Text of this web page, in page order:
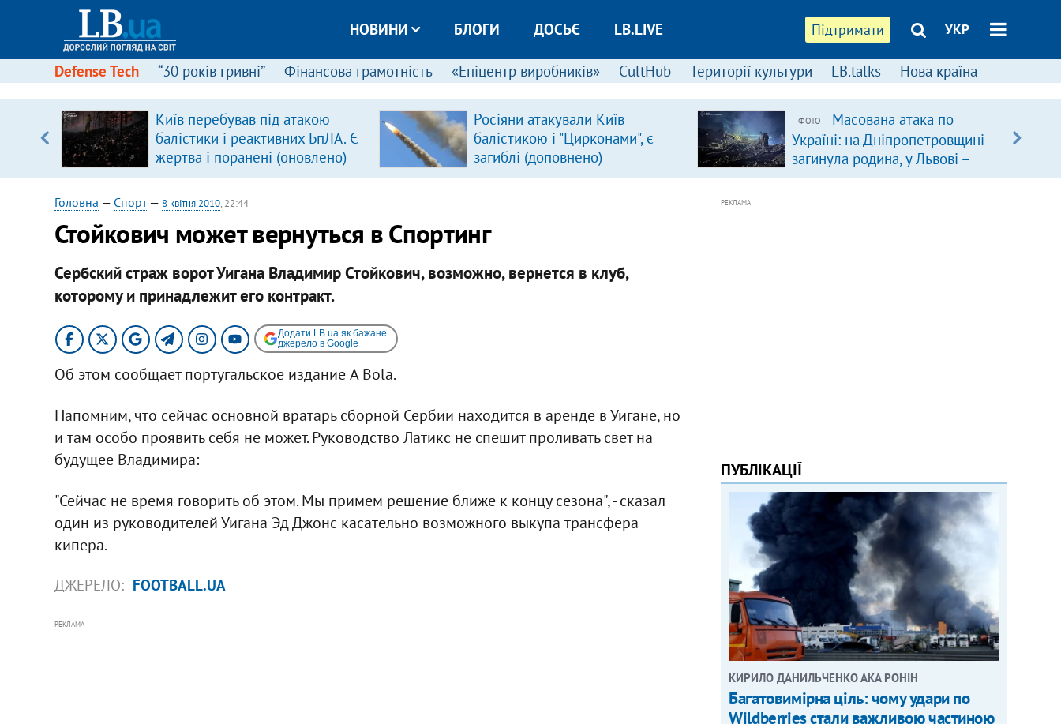
Підтримати УКР
НОВИНИ БЛОГИ ДОСЬЄ LB.LIVE
Defense Tech “30 років гривні” Фінансова грамотність «Епіцентр виробників» CultHub Території культури LB.talks Нова країна
Київ перебував під атакою
балістики і реактивних БпЛА. Є
жертва і поранені (оновлено)
Росіяни атакували Київ
балістикою і "Цирконами", є
загиблі (доповнено)
ФОТО
Масована атака по
Україні: на Дніпропетровщині
загинула родина, у Львові –
удар по багатоповерхівках
Головна — Спорт— 8 квітня 2010, 22:44
Стойкович может вернуться в Спортинг
Сербский страж ворот Уигана Владимир Стойкович, возможно, вернется в клуб,
которому и принадлежит его контракт.
Додати LB.ua як бажане
джерело в Google
Об этом сообщает португальское издание A Bola.
Напомним, что сейчас основной вратарь сборной Сербии находится в аренде в Уигане, но
и там особо проявить себя не может. Руководство Латикс не спешит проливать свет на
будущее Владимира:
"Сейчас не время говорить об этом. Мы примем решение ближе к концу сезона", - сказал
один из руководителей Уигана Эд Джонс касательно возможного выкупа трансфера
кипера.
ДЖЕРЕЛО: FOOTBALL.UA
РЕКЛАМА
РЕКЛАМА
ПУБЛІКАЦІЇ
КИРИЛО ДАНИЛЬЧЕНКО АКА РОНІН
Багатовимірна ціль: чому удари по
Wildberries стали важливою частиною